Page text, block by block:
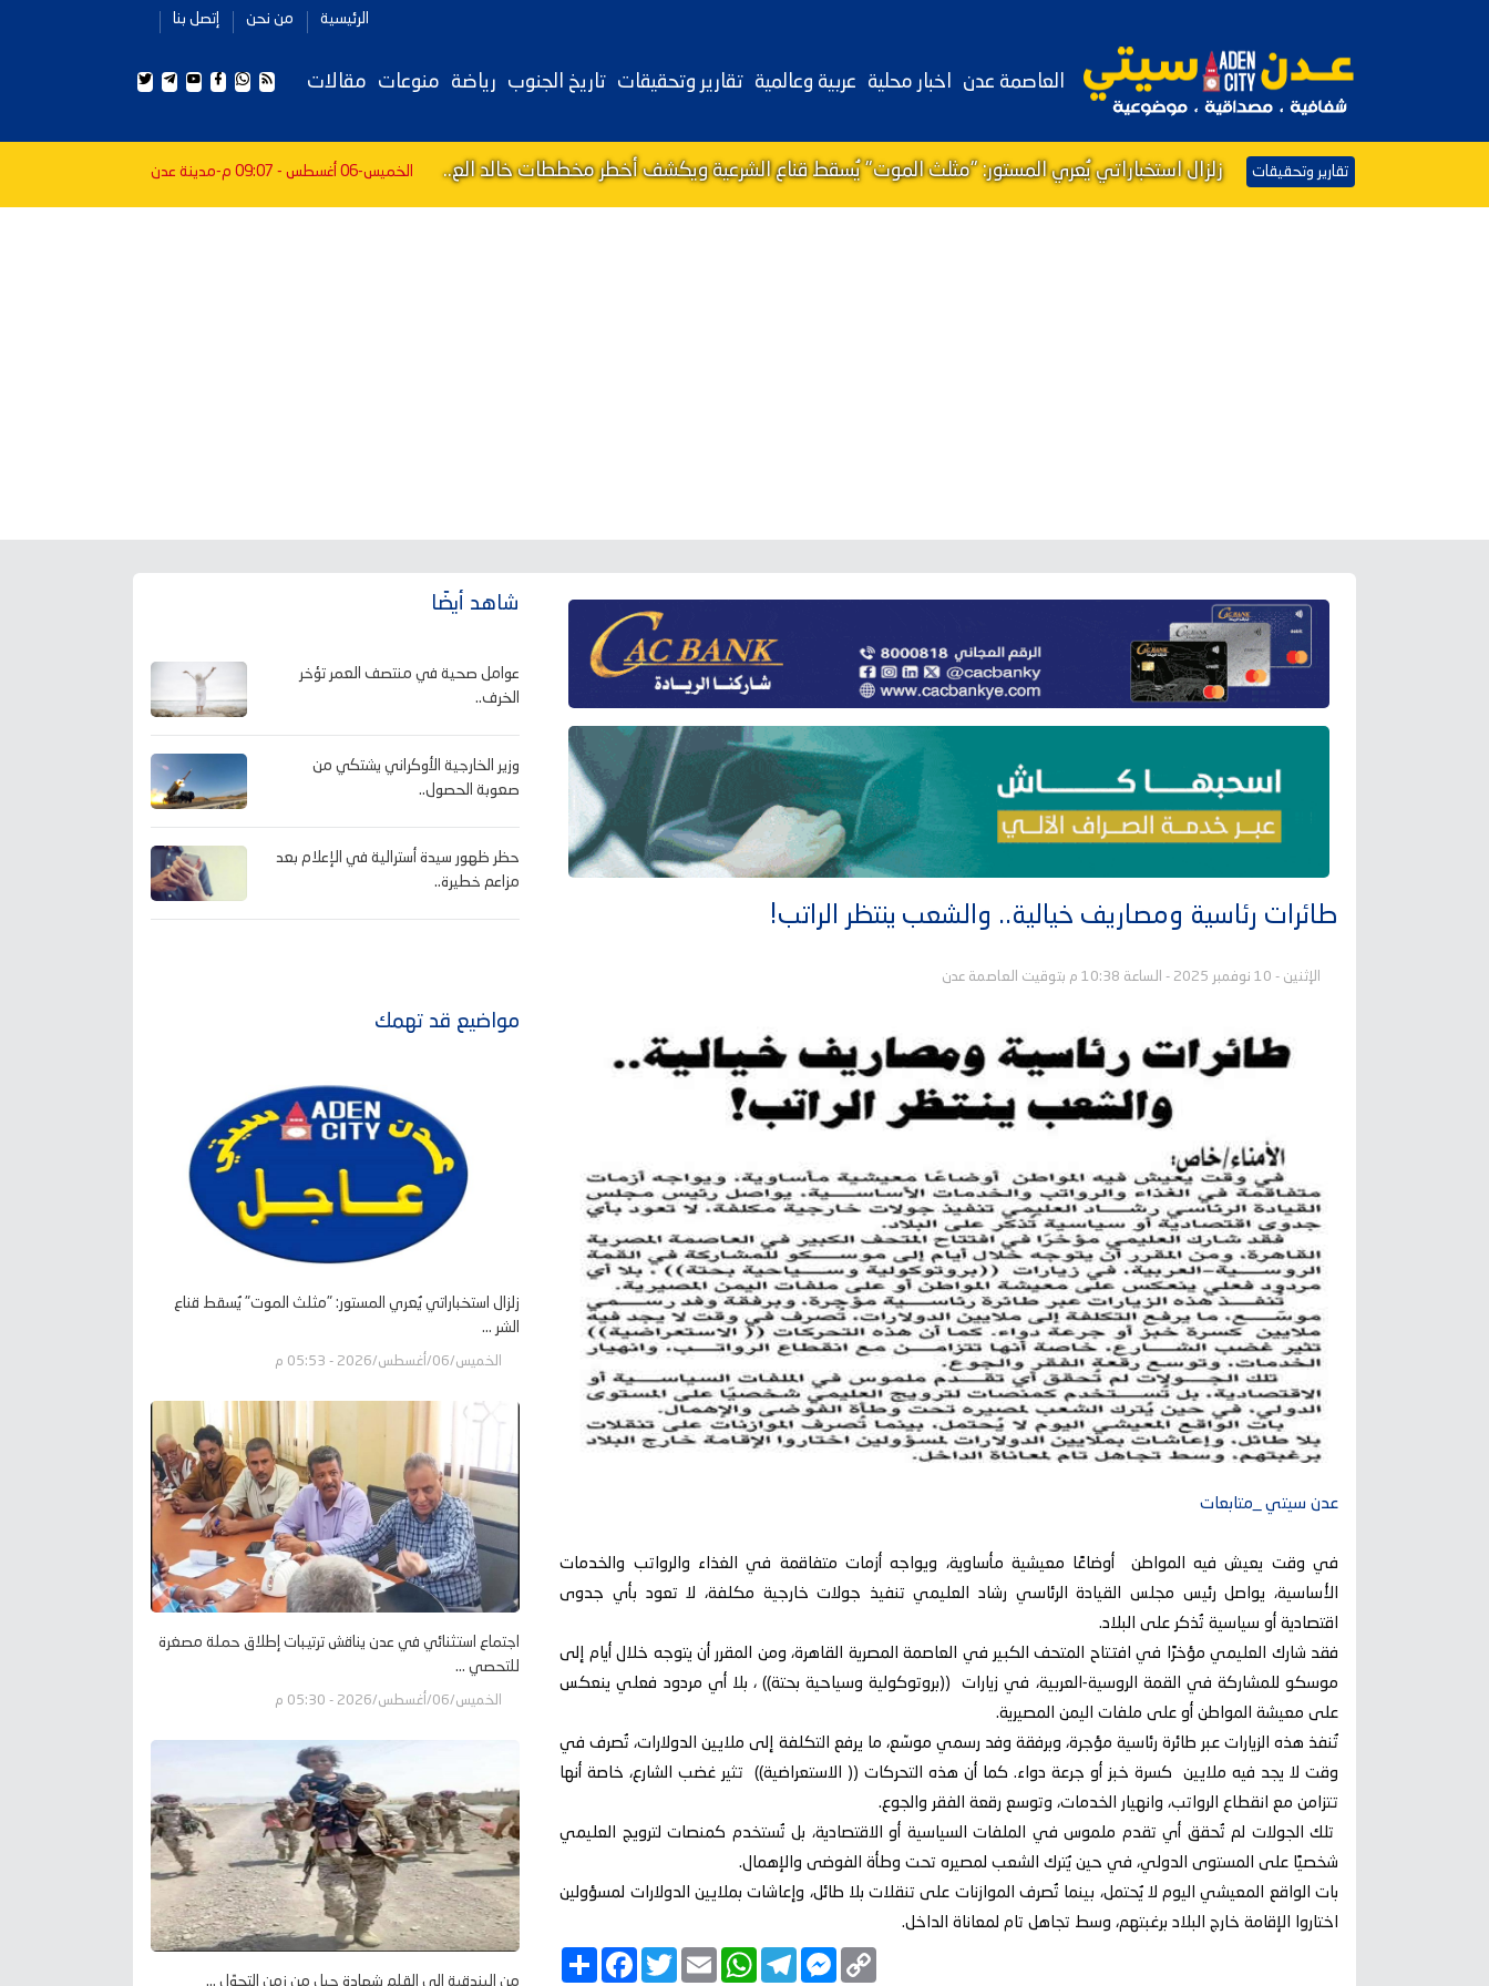
الرئيسية من نحن إتصل بنا
العاصمة عدن اخبار محلية عربية وعالمية تقارير وتحقيقات تاريخ الجنوب رياضة منوعات مقالات
تقارير وتحقيقات زلزال استخباراتي يُعري المستور: "مثلث الموت" يُسقط قناع الشرعية ويكشف أخطر مخططات خالد الع.. الخميس-06 أغسطس - 09:07 م -مدينة عدن
طائرات رئاسية ومصاريف خيالية.. والشعب ينتظر الراتب!
الإثنين - 10 نوفمبر 2025 - الساعة 10:38 م بتوقيت العاصمة عدن
عدن سيتي _متابعات
في وقت يعيش فيه المواطن أوضاعًا معيشية مأساوية، ويواجه أزمات متفاقمة في الغذاء والرواتب والخدمات
الأساسية، يواصل رئيس مجلس القيادة الرئاسي رشاد العليمي تنفيذ جولات خارجية مكلفة، لا تعود بأي جدوى
اقتصادية أو سياسية تُذكر على البلاد.
فقد شارك العليمي مؤخرًا في افتتاح المتحف الكبير في العاصمة المصرية القاهرة، ومن المقرر أن يتوجه خلال أيام إلى
موسكو للمشاركة في القمة الروسية-العربية، في زيارات ((بروتوكولية وسياحية بحتة)) ، بلا أي مردود فعلي ينعكس
على معيشة المواطن أو على ملفات اليمن المصيرية.
تُنفذ هذه الزيارات عبر طائرة رئاسية مؤجرة، وبرفقة وفد رسمي موسّع، ما يرفع التكلفة إلى ملايين الدولارات، تُصرف في
وقت لا يجد فيه ملايين كسرة خبز أو جرعة دواء. كما أن هذه التحركات (( الاستعراضية)) تثير غضب الشارع، خاصة أنها
تتزامن مع انقطاع الرواتب، وانهيار الخدمات، وتوسع رقعة الفقر والجوع.
تلك الجولات لم تُحقق أي تقدم ملموس في الملفات السياسية أو الاقتصادية، بل تُستخدم كمنصات لترويج العليمي
شخصيًا على المستوى الدولي، في حين يُترك الشعب لمصيره تحت وطأة الفوضى والإهمال.
بات الواقع المعيشي اليوم لا يُحتمل، بينما تُصرف الموازنات على تنقلات بلا طائل، وإعاشات بملايين الدولارات لمسؤولين
اختاروا الإقامة خارج البلاد برغبتهم، وسط تجاهل تام لمعاناة الداخل.
ا
F
a
T
w
E
m
W
h
T
e
M
e
C
o
شاهد أيضًا
عوامل صحية في منتصف العمر تؤخر
الخرف..
وزير الخارجية الأوكراني يشتكي من
صعوبة الحصول..
حظر ظهور سيدة أسترالية في الإعلام بعد
مزاعم خطيرة..
مواضيع قد تهمك
زلزال استخباراتي يُعري المستور: "مثلث الموت" يُسقط قناع
الشر ...
الخميس/06/أغسطس/2026 - 05:53 م
اجتماع استثنائي في عدن يناقش ترتيبات إطلاق حملة مصغرة
للتحصي ...
الخميس/06/أغسطس/2026 - 05:30 م
من البندقية إلى القلم شهادة جيل من زمن التحوّل ...